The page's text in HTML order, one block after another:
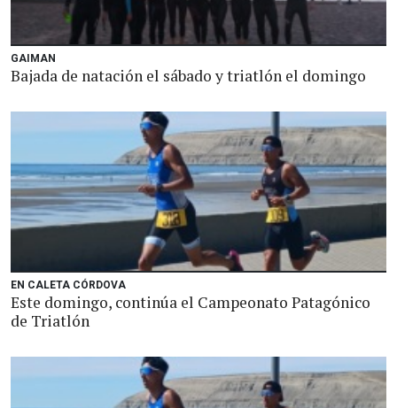
GAIMAN
Bajada de natación el sábado y triatlón el domingo
EN CALETA CÓRDOVA
Este domingo, continúa el Campeonato Patagónico
de Triatlón